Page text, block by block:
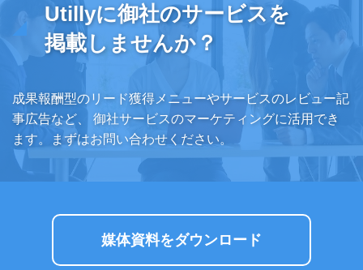
Utillyに御社のサービスを
掲載しませんか？
成果報酬型のリード獲得メニューやサービスのレビュー記
事広告など、
御社サービスのマーケティングに活用でき
ます。まずはお問い合わせください。
媒体資料をダウンロード